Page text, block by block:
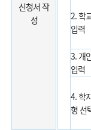
신청서 작
성
2. 학
입력
3. 개
입력
4. 학
형 선